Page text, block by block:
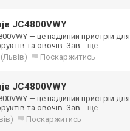
JC4800VWY
— це надійний пристрій для
та овочів. Зав... ще
(Львів) Поскаржитись
JC4800VWY
— це надійний пристрій для
та овочів. Зав... ще
Поскаржитись